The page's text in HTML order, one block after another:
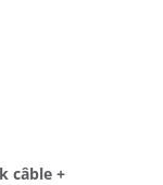
câble +